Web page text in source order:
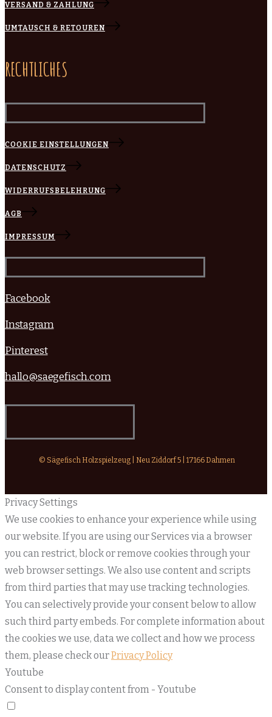
VERSAND & ZAHLUNG
UMTAUSCH & RETOUREN
RECHTLICHES
COOKIE EINSTELLUNGEN
DATENSCHUTZ
WIDERRUFSBELEHRUNG
AGB
IMPRESSUM
Facebook
Instagram
Pinterest
hallo@saegefisch.com
© Sägefisch Holzspielzeug | Neu Ziddorf 5 | 17166 Dahmen
Privacy Settings
We use cookies to enhance your experience while using
our website. If you are using our Services via a browser
you can restrict, block or remove cookies through your
web browser settings. We also use content and scripts
from third parties that may use tracking technologies.
You can selectively provide your consent below to allow
such third party embeds. For complete information about
the cookies we use, data we collect and how we process
them, please check ourPrivacy Policy
Youtube
Consent to display content from - Youtube